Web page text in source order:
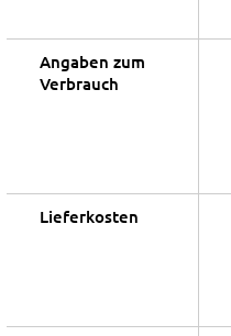
Angaben zum
Verbrauch
Lieferkosten